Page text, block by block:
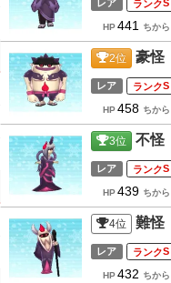
レア S
HP441 ちから
2位 豪怪
レア S
HP458 ちから
3位 不怪
レア S
HP439 ちから
4位 難怪
レア S
HP432 ちから